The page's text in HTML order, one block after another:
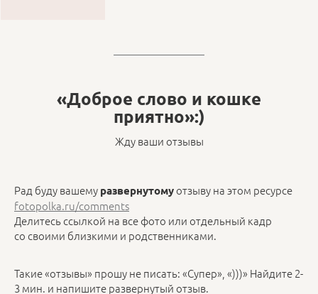
«Доброе слово и кошке
приятно»:)
Жду ваши отзывы
Рад буду вашему развернутомуотзыву на этом ресурсе
fotopolka.ru/comments
Делитесь ссылкой на все фото или отдельный кадр
со своими близкими и родственниками.
Такие «отзывы» прошу не писать: «Супер», «)))» Найдите 2-
3 мин. и напишите развернутый отзыв.